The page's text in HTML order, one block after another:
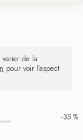
de la
pour voir l’aspect
-35 %